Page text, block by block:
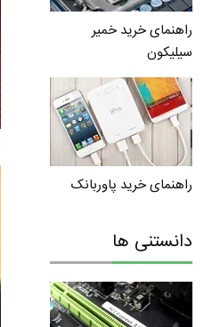
راهنمای خرید خمیر
سیلیکون
راهنمای خرید پاوربانک
دانستنی ها